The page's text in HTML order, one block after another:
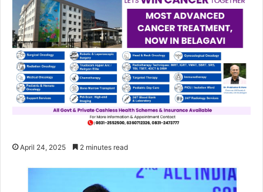
April 24, 2025 2 minutes read